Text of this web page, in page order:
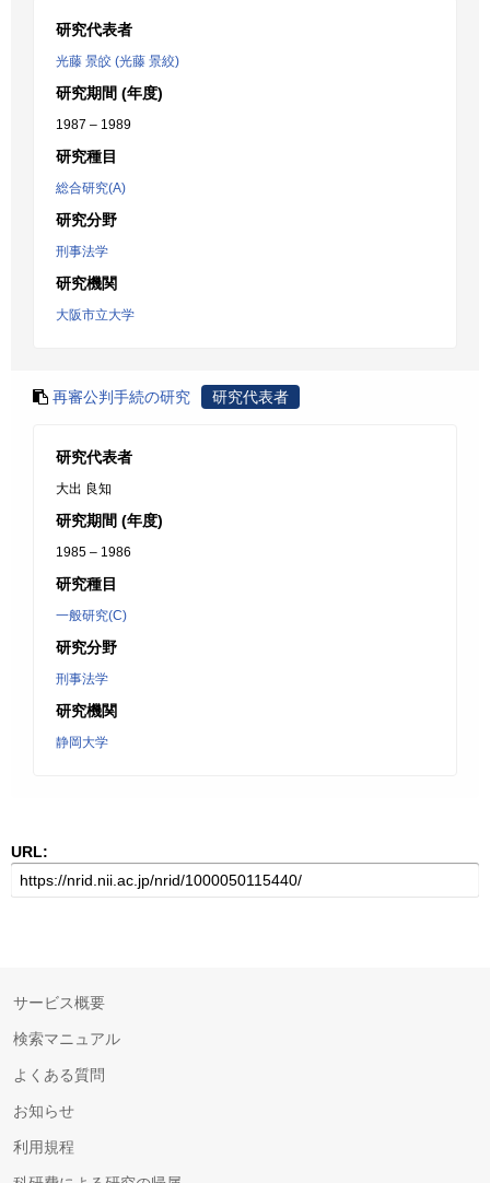
研究代表者
光藤 景皎 (光藤 景絞)
研究期間 (年度)
1987 – 1989
研究種目
総合研究(A)
研究分野
刑事法学
研究機関
大阪市立大学
再審公判手続の研究 研究代表者
研究代表者
大出 良知
研究期間 (年度)
1985 – 1986
研究種目
一般研究(C)
研究分野
刑事法学
研究機関
静岡大学
URL:
サービス概要
検索マニュアル
よくある質問
お知らせ
利用規程